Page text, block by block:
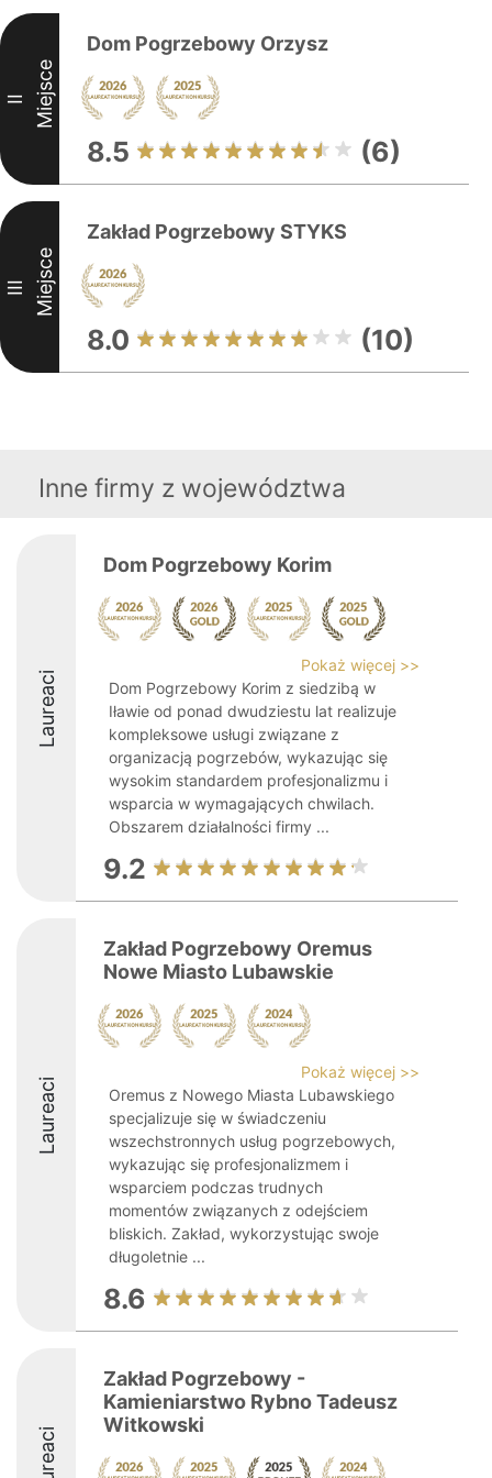
II Miejsce
Dom Pogrzebowy Orzysz
8.5 (6)
III Miejsce
Zakład Pogrzebowy STYKS
8.0 (10)
Inne firmy z województwa
Laureaci
Dom Pogrzebowy Korim
Pokaż więcej >>
Dom Pogrzebowy Korim z siedzibą w
Iławie od ponad dwudziestu lat realizuje
kompleksowe usługi związane z
organizacją pogrzebów, wykazując się
wysokim standardem profesjonalizmu i
wsparcia w wymagających chwilach.
Obszarem działalności firmy ...
9.2
Laureaci
Zakład Pogrzebowy Oremus
Nowe Miasto Lubawskie
Pokaż więcej >>
Oremus z Nowego Miasta Lubawskiego
specjalizuje się w świadczeniu
wszechstronnych usług pogrzebowych,
wykazując się profesjonalizmem i
wsparciem podczas trudnych
momentów związanych z odejściem
bliskich. Zakład, wykorzystując swoje
długoletnie ...
8.6
Zakład Pogrzebowy -
Kamieniarstwo Rybno Tadeusz
Witkowski